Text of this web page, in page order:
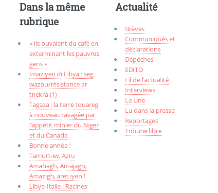
Dans la même
rubrique
« Ils buvaient du café en
exterminant les pauvres
gens »
Imaziɣen di Libya : seg
wazbu/résistance ar
tnekra (1)
Tagaza : la terre touareg
à nouveau ravagée par
l’appétit minier du Niger
et du Canada
Bonne année !
Tamurt-iw, Aẓru
Amahagh, Amajagh,
Amazigh, aret iyen !
Libye-Italie : Racines
Actualité
Brèves
Communiqués et
déclarations
Dépêches
EDITO
Fil de l’actualité
Interviews
La Une
Lu dans la presse
Reportages
Tribune libre